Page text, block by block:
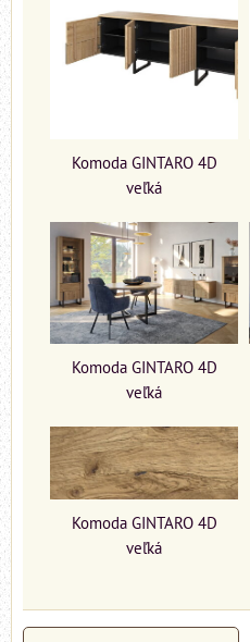
Komoda GINTARO 4D
veľká
Komoda GINTARO 4D
veľká
Komoda GINTARO 4D
veľká